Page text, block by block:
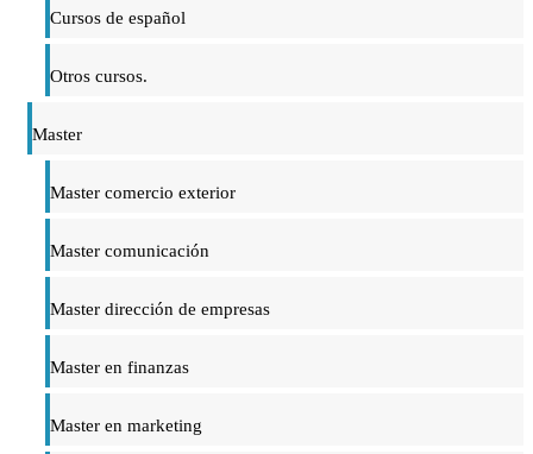
Cursos de español
Otros cursos.
Master
Master comercio exterior
Master comunicación
Master dirección de empresas
Master en finanzas
Master en marketing